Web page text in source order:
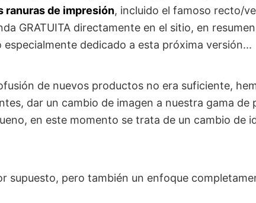
ranuras de impresión, incluido el famoso recto/
GRATUITA directamente en el sitio, en
dedicado a esta próxima versión...
de nuevos productos no era suficiente,
dar un cambio de imagen a nuestra gama de
en este momento se trata de un cambio de
supuesto, pero también un enfoque